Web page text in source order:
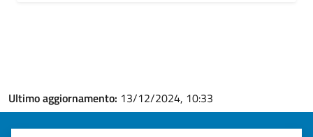
Ultimo aggiornamento: 13/12/2024, 10:33